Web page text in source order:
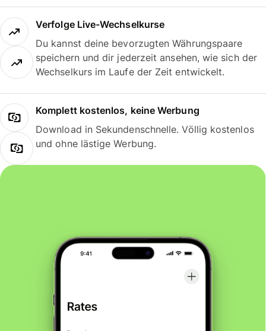
Verfolge Live-Wechselkurse
Du kannst deine bevorzugten Währungspaare
speichern und dir jederzeit ansehen, wie sich der
Wechselkurs im Laufe der Zeit entwickelt.
Komplett kostenlos, keine Werbung
Download in Sekundenschnelle. Völlig kostenlos
und ohne lästige Werbung.